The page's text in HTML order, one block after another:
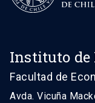
Instituto de
Facultad de
Avda. Vicuña